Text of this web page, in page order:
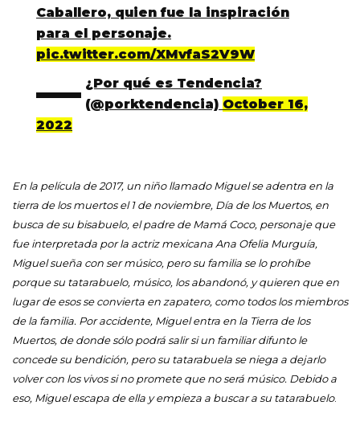
Caballero, quien fue la inspiración
para el personaje.
pic.twitter.com/XMvfaS2V9W
— ¿Por qué es Tendencia?
(@porktendencia) October 16,
2022
En la película de 2017, un niño llamado Miguel se adentra en la
tierra de los muertos el 1 de noviembre, Día de los Muertos, en
busca de su bisabuelo, el padre de Mamá Coco, personaje que
fue interpretada por la actriz mexicana Ana Ofelia Murguía,
Miguel sueña con ser músico, pero su familia se lo prohíbe
porque su tatarabuelo, músico, los abandonó, y quieren que en
lugar de esos se convierta en zapatero, como todos los miembros
de la familia. Por accidente, Miguel entra en la Tierra de los
Muertos, de donde sólo podrá salir si un familiar difunto le
concede su bendición, pero su tatarabuela se niega a dejarlo
volver con los vivos si no promete que no será músico. Debido a
eso, Miguel escapa de ella y empieza a buscar a su tatarabuelo.